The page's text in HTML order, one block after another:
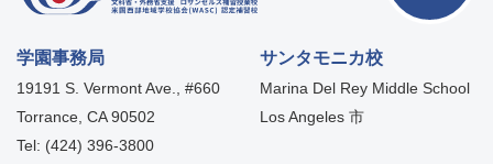
学園事務局
19191 S. Vermont Ave., #660
Torrance, CA 90502
Tel: (424) 396-3800
サンタモニカ校
Marina Del Rey Middle School
Los Angeles 市